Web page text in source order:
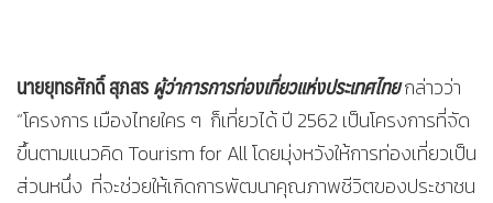
นายยุทธศักดิ์ สุภสรผู้ว่าการการท่องเที่ยวแห่งประเทศไทยกล่าวว่า
“โครงการ เมืองไทยใคร ๆ ก็เที่ยวได้ ปี 2562 เป็นโครงการที่จัด
ขึ้นตามแนวคิด Tourism for All โดยมุ่งหวังให้การท่องเที่ยวเป็น
ส่วนหนึ่ง ที่จะช่วยให้เกิดการพัฒนาคุณภาพชีวิตของประชาชน